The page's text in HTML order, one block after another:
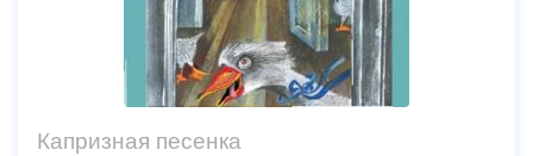
Капризная песенка